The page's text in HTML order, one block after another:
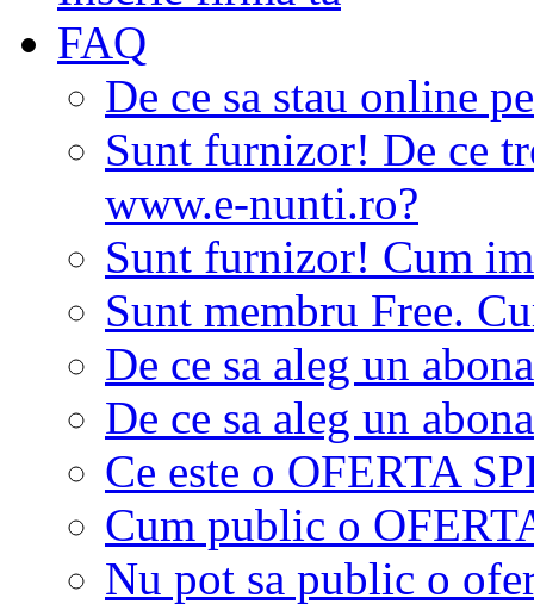
FAQ
De ce sa stau online
Sunt furnizor! De ce
www.e-nunti.ro?
Sunt furnizor! Cum
Sunt membru Free.
De ce sa aleg un
De ce sa aleg un
Ce este o OFERTA
Cum public o
Nu pot sa public o